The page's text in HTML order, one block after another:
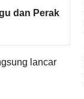
dan Perak
lancar